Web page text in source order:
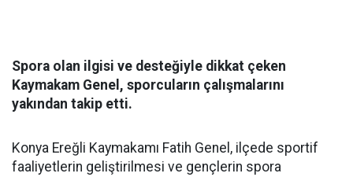
Spora olan ilgisi ve desteğiyle dikkat çeken
Kaymakam Genel, sporcuların çalışmalarını
yakından takip etti.
Konya Ereğli Kaymakamı Fatih Genel, ilçede sportif
faaliyetlerin geliştirilmesi ve gençlerin spora